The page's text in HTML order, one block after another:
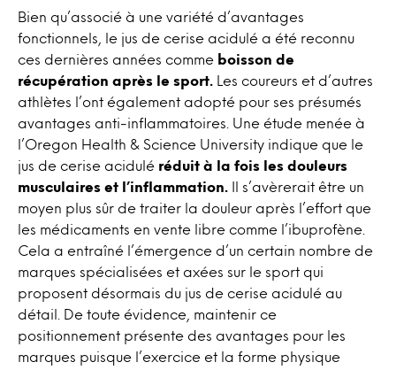
Bien qu’associé à une variété d’avantages
fonctionnels, le jus de cerise acidulé a été reconnu
ces dernières années comme boisson de
récupération après le sport.
Les coureurs et d’autres
athlètes l’ont également adopté pour ses présumés
avantages anti-inflammatoires. Une étude menée à
l’Oregon Health & Science University indique que le
jus de cerise acidulé réduit à la fois les douleurs
musculaires et l’inflammation.
Il s’avèrerait être un
moyen plus sûr de traiter la douleur après l’effort que
les médicaments en vente libre comme l’ibuprofène.
Cela a entraîné l’émergence d’un certain nombre de
marques spécialisées et axées sur le sport qui
proposent désormais du jus de cerise acidulé au
détail. De toute évidence, maintenir ce
positionnement présente des avantages pour les
marques puisque l’exercice et la forme physique